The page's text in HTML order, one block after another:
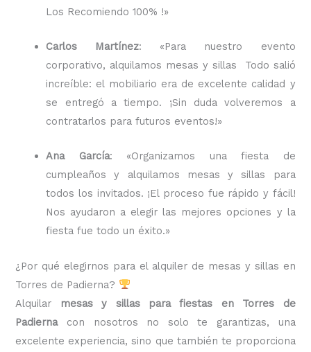
Los Recomiendo 100% !»
Carlos Martínez: «Para nuestro evento
corporativo, alquilamos mesas y sillas Todo salió
increíble: el mobiliario era de excelente calidad y
se entregó a tiempo. ¡Sin duda volveremos a
contratarlos para futuros eventos!»
Ana García: «Organizamos una fiesta de
cumpleaños y alquilamos mesas y sillas para
todos los invitados. ¡El proceso fue rápido y fácil!
Nos ayudaron a elegir las mejores opciones y la
fiesta fue todo un éxito.»
¿Por qué elegirnos para el alquiler de mesas y sillas en
Torres de Padierna?
Alquilar
mesas y sillas para fiestas en Torres de
Padierna con nosotros no solo te garantizas, una
excelente experiencia, sino que también te proporciona